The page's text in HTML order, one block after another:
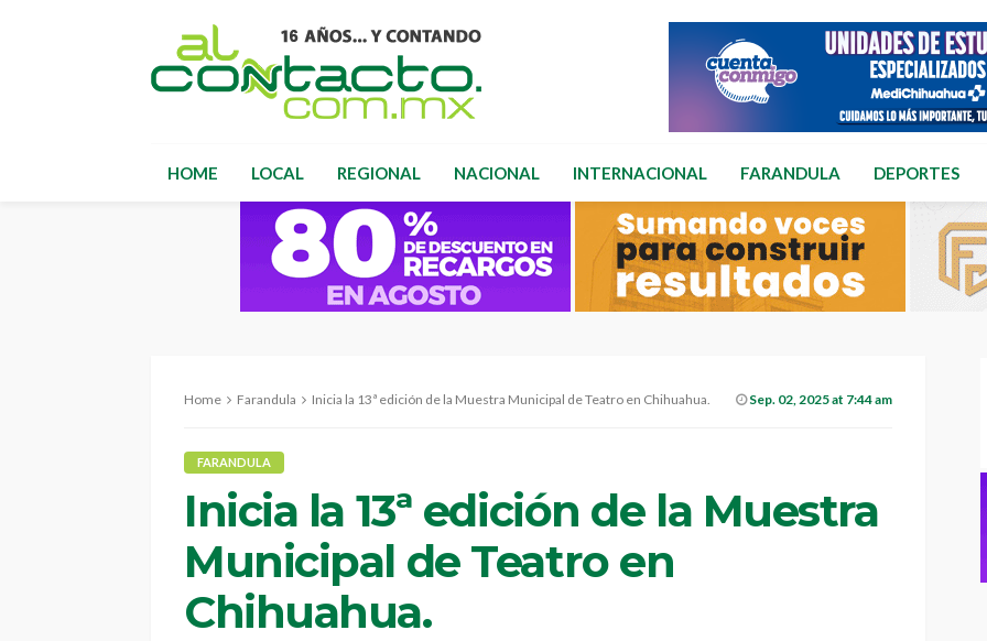
HOME LOCAL REGIONAL NACIONAL INTERNACIONAL FARANDULA DEPORTES
Home Farandula Inicia la 13ª edición de la Muestra Municipal de Teatro en Chihuahua. Sep. 02, 2025 at 7:44 am
FARANDULA
Inicia la 13ª edición de la Muestra
Municipal de Teatro en
Chihuahua.